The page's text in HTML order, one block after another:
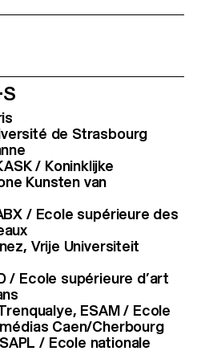
de Strasbourg
/ Koninklijke
Kunsten van
/ Ecole supérieure des
Vrije Universiteit
/ Ecole supérieure d’art
ESAM / Ecole
Caen/Cherbourg
/ Ecole nationale